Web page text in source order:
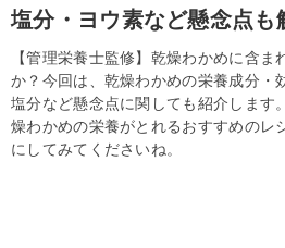
塩分・ヨウ素など懸念点も
【管理栄養士監修】乾燥わかめに含ま
か？今回は、乾燥わかめの栄養成分・
塩分など懸念点に関しても紹介します
燥わかめの栄養がとれるおすすめのレ
にしてみてくださいね。